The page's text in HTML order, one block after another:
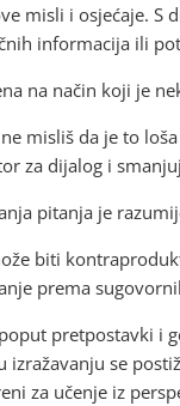
misli i osjećaje. S
informacija ili
na način koji je
misliš da je to
za dijalog i
pitanja je
biti
prema
pretpostavki i
izražavanju se
za učenje iz